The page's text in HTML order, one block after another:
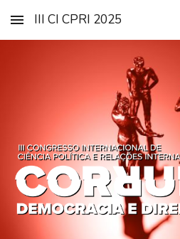
Skip to main content
III CI CPRI 2025